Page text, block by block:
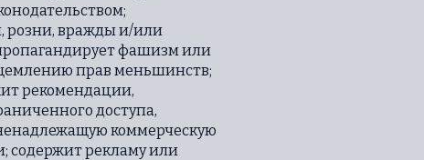
розни, вражды и/или
фашизм или
прав меньшинств;
рекомендации,
доступа,
коммерческую
содержит рекламу или